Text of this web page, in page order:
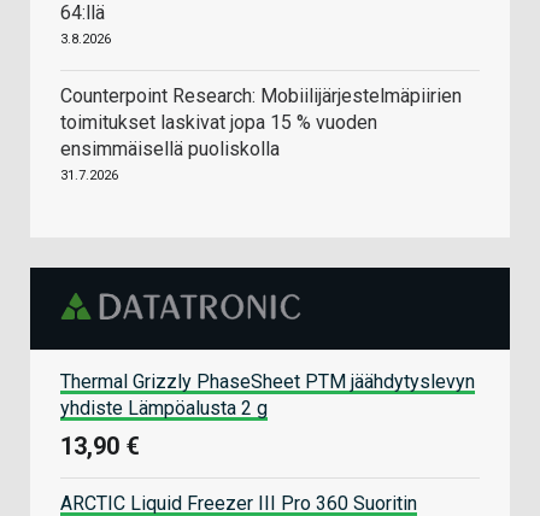
64:llä
3.8.2026
Counterpoint Research: Mobiilijärjestelmäpiirien
toimitukset laskivat jopa 15 % vuoden
ensimmäisellä puoliskolla
31.7.2026
Thermal Grizzly PhaseSheet PTM jäähdytyslevyn
yhdiste Lämpöalusta 2 g
13,90 €
ARCTIC Liquid Freezer III Pro 360 Suoritin